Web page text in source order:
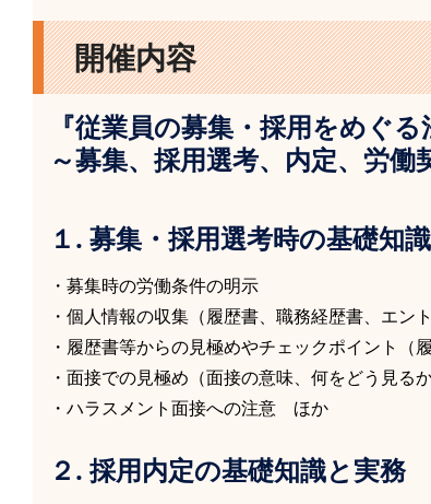
開催内容
『従業員の募集・採用をめぐる
～募集、採用選考、内定、労
１. 募集・採用選考時の基礎知
・募集時の労働条件の明示
・個人情報の収集（履歴書、職務経歴書、エン
・履歴書等からの見極めやチェックポイント（
・面接での見極め（面接の意味、何をどう見る
・ハラスメント面接への注意 ほか
２. 採用内定の基礎知識と実務